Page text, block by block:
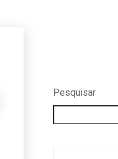
Pesquisar